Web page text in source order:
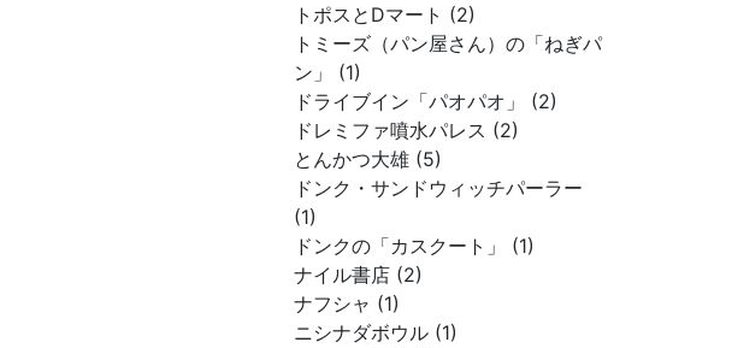
トポスとDマート (2)
トミーズ（パン屋さん）の「ねぎパ
ン」 (1)
ドライブイン「パオパオ」 (2)
ドレミファ噴水パレス (2)
とんかつ大雄 (5)
ドンク・サンドウィッチパーラー
(1)
ドンクの「カスクート」 (1)
ナイル書店 (2)
ナフシャ (1)
ニシナダボウル (1)